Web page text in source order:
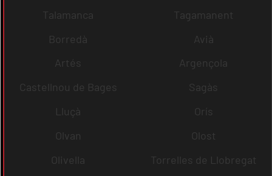
Talamanca
Tagamanent
Borredà
Avià
Artés
Argençola
Castellnou de Bages
Sagàs
Lluçà
Orís
Olvan
Olost
Olivella
Torrelles de Llobregat